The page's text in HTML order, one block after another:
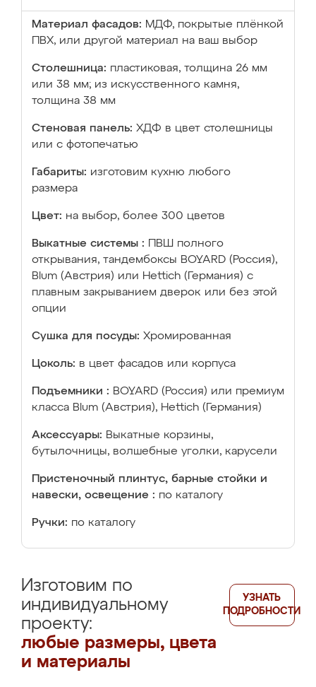
Материал фасадов: МДФ, покрытые плёнкой
ПВХ, или другой материал на ваш выбор
Столешница: пластиковая, толщина 26 мм
или 38 мм; из искусственного камня,
толщина 38 мм
Стеновая панель: ХДФ в цвет столешницы
или с фотопечатью
Габариты: изготовим кухню любого
размера
Цвет: на выбор, более 300 цветов
Выкатные системы :
ПВШ полного
открывания, тандембоксы BOYARD (Россия),
Blum (Австрия) или Hettich (Германия) с
плавным закрыванием дверок или без этой
опции
Сушка для посуды: Хромированная
Цоколь: в цвет фасадов или корпуса
Подъемники : BOYARD (Россия) или премиум
класса Blum (Австрия), Hettich (Германия)
Аксессуары: Выкатные корзины,
бутылочницы, волшебные уголки, карусели
Пристеночный плинтус, барные стойки и
навески, освещение : по каталогу
Ручки: по каталогу
Изготовим по
индивидуальному
проекту:
любые размеры, цвета
и материалы
УЗНАТЬ
ПОДРОБНОСТИ